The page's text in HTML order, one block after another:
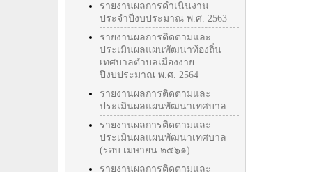
รายงานผลการดำเนินงาน
ประจำปีงบประมาณ พ.ศ. 2563
รายงานผลการติดตามและ
ประเมินผลแผนพัฒนาท้องถิ่น
เทศบาลตำบลเมืองงาย
ปีงบประมาณ พ.ศ. 2564
รายงานผลการติดตามและ
ประเมินผลแผนพัฒนาเทศบาล
รายงานผลการติดตามและ
ประเมินผลแผนพัฒนาเทศบาล
(รอบ เมษายน ๒๕๖๑)
รายงานผลการติดตามและ